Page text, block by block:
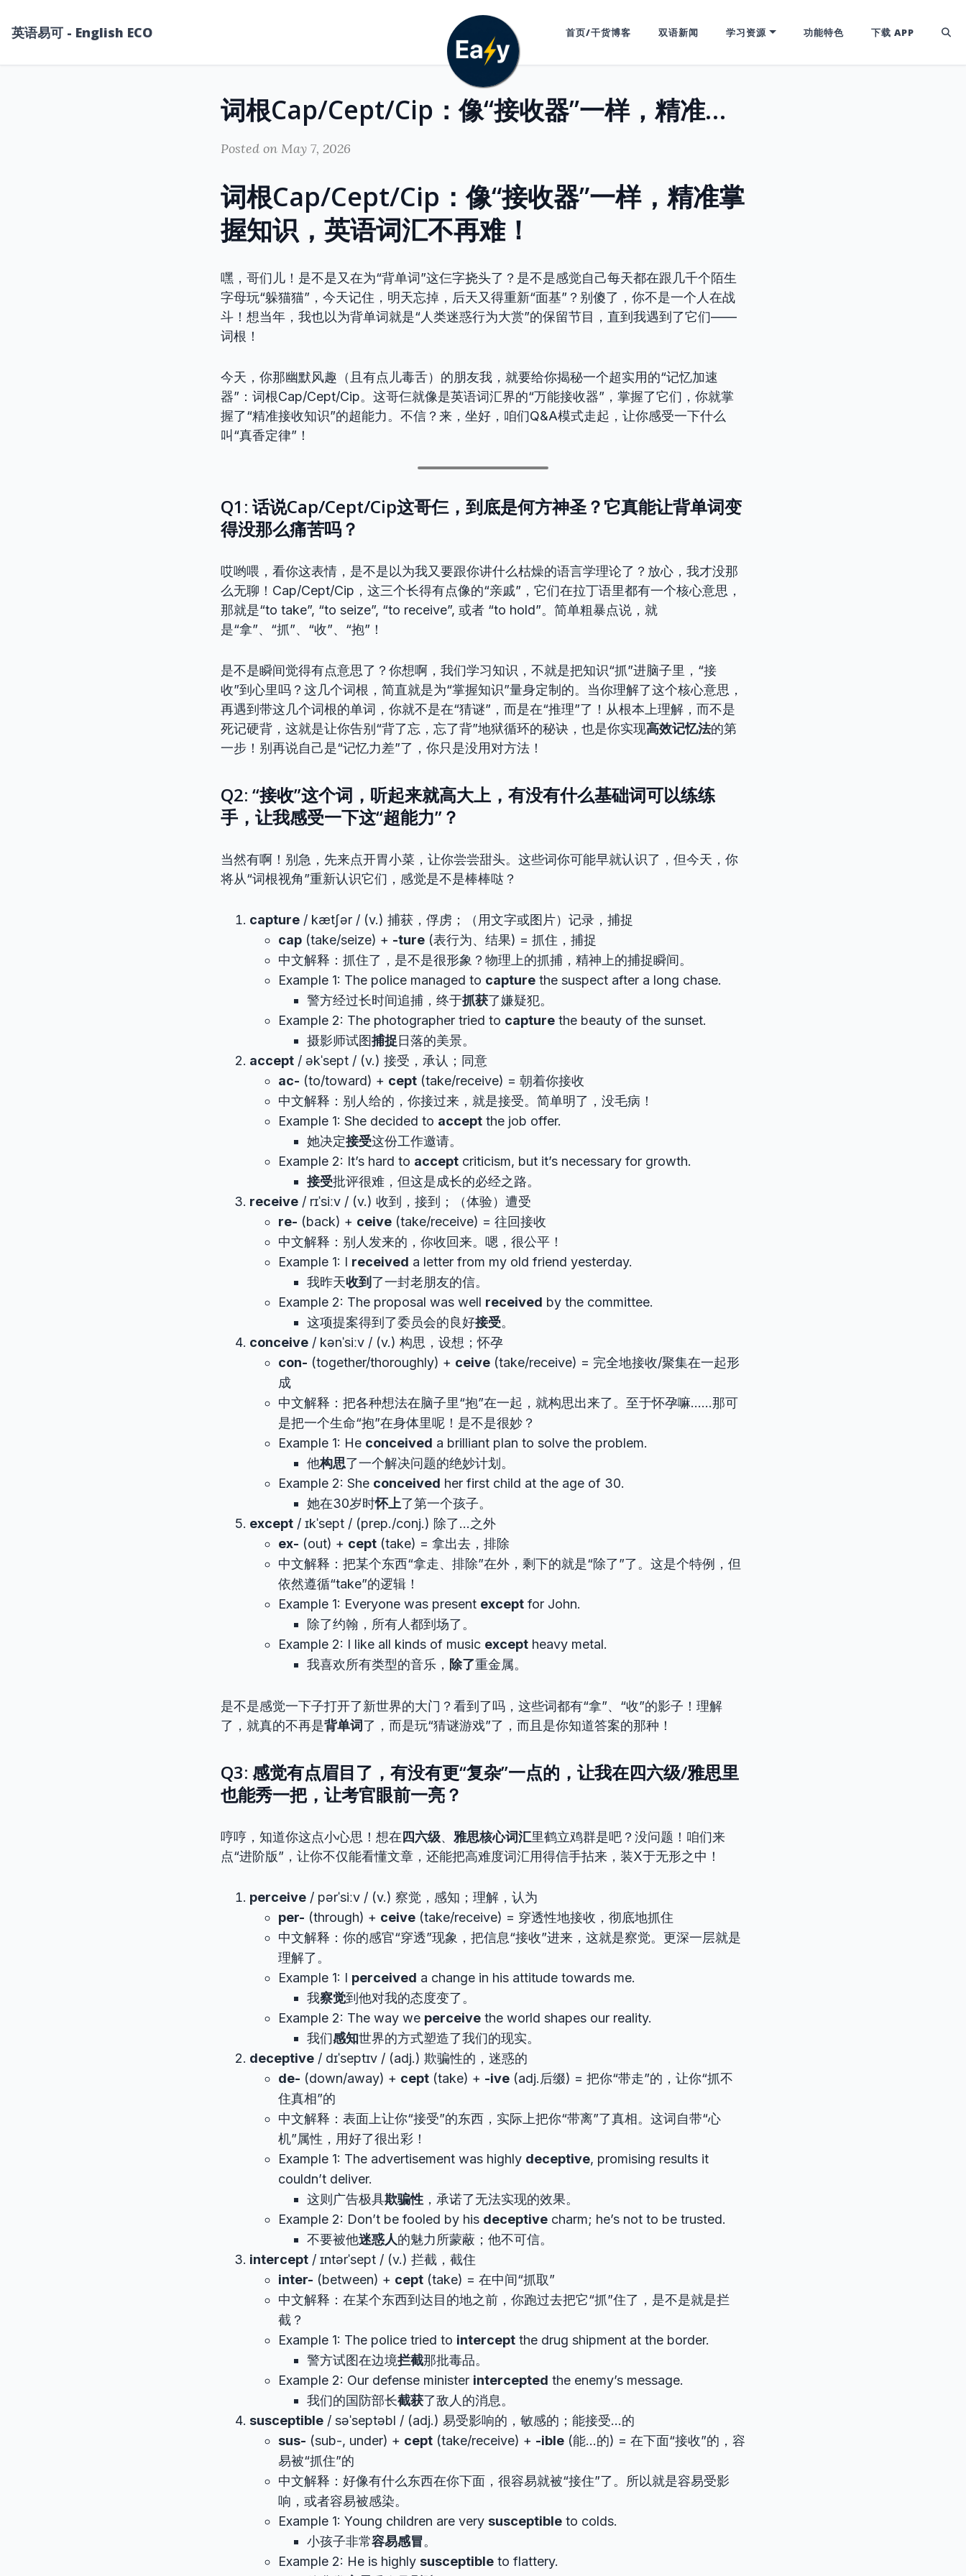
英语易可 - English ECO 首页/干货博客 双语新闻 学习资源 功能特色 下载 APP
词根Cap/Cept/Cip：像“接收器”一样，精准掌握知识，英语词汇不再难！
Posted on May 7, 2026
词根Cap/Cept/Cip：像“接收器”一样，精准掌
握知识，英语词汇不再难！
嘿，哥们儿！是不是又在为“背单词”这仨字挠头了？是不是感觉自己每天都在跟几千个陌生
字母玩“躲猫猫”，今天记住，明天忘掉，后天又得重新“面基”？别傻了，你不是一个人在战
斗！想当年，我也以为背单词就是“人类迷惑行为大赏”的保留节目，直到我遇到了它们——
词根！
今天，你那幽默风趣（且有点儿毒舌）的朋友我，就要给你揭秘一个超实用的“记忆加速
器”：词根Cap/Cept/Cip。这哥仨就像是英语词汇界的“万能接收器”，掌握了它们，你就掌
握了“精准接收知识”的超能力。不信？来，坐好，咱们Q&A模式走起，让你感受一下什么
叫“真香定律”！
Q1: 话说Cap/Cept/Cip这哥仨，到底是何方神圣？它真能让背单词变
得没那么痛苦吗？
哎哟喂，看你这表情，是不是以为我又要跟你讲什么枯燥的语言学理论了？放心，我才没那
么无聊！Cap/Cept/Cip，这三个长得有点像的“亲戚”，它们在拉丁语里都有一个核心意思，
那就是“to take”, “to seize”, “to receive”, 或者 “to hold”。简单粗暴点说，就
是“拿”、“抓”、“收”、“抱”！
是不是瞬间觉得有点意思了？你想啊，我们学习知识，不就是把知识“抓”进脑子里，“接
收”到心里吗？这几个词根，简直就是为“掌握知识”量身定制的。当你理解了这个核心意思，
再遇到带这几个词根的单词，你就不是在“猜谜”，而是在“推理”了！从根本上理解，而不是
死记硬背，这就是让你告别“背了忘，忘了背”地狱循环的秘诀，也是你实现高效记忆法的第
一步！别再说自己是“记忆力差”了，你只是没用对方法！
Q2: “接收”这个词，听起来就高大上，有没有什么基础词可以练练
手，让我感受一下这“超能力”？
当然有啊！别急，先来点开胃小菜，让你尝尝甜头。这些词你可能早就认识了，但今天，你
将从“词根视角”重新认识它们，感觉是不是棒棒哒？
capture / kætʃər / (v.) 捕获，俘虏；（用文字或图片）记录，捕捉
cap (take/seize) + -ture (表行为、结果) = 抓住，捕捉
中文解释：抓住了，是不是很形象？物理上的抓捕，精神上的捕捉瞬间。
Example 1: The police managed to capture the suspect after a long chase.
警方经过长时间追捕，终于抓获了嫌疑犯。
Example 2: The photographer tried to capture the beauty of the sunset.
摄影师试图捕捉日落的美景。
accept / əkˈsept / (v.) 接受，承认；同意
ac- (to/toward) + cept (take/receive) = 朝着你接收
中文解释：别人给的，你接过来，就是接受。简单明了，没毛病！
Example 1: She decided to accept the job offer.
她决定接受这份工作邀请。
Example 2: It’s hard to accept criticism, but it’s necessary for growth.
接受批评很难，但这是成长的必经之路。
receive / rɪˈsiːv / (v.) 收到，接到；（体验）遭受
re- (back) + ceive (take/receive) = 往回接收
中文解释：别人发来的，你收回来。嗯，很公平！
Example 1: I received a letter from my old friend yesterday.
我昨天收到 了一封老朋友的信。
Example 2: The proposal was well received by the committee.
这项提案得到了委员会的良好接受。
conceive / kənˈsiːv / (v.) 构思，设想；怀孕
con- (together/thoroughly) + ceive (take/receive) = 完全地接收/聚集在一起形
成
中文解释：把各种想法在脑子里“抱”在一起，就构思出来了。至于怀孕嘛……那可
是把一个生命“抱”在身体里呢！是不是很妙？
Example 1: He conceived a brilliant plan to solve the problem.
他构思了一个解决问题的绝妙计划。
Example 2: She conceived her first child at the age of 30.
她在30岁时怀上了第一个孩子。
except / ɪkˈsept / (prep./conj.) 除了…之外
ex- (out) + cept (take) = 拿出去，排除
中文解释：把某个东西“拿走、排除”在外，剩下的就是“除了”了。这是个特例，但
依然遵循“take”的逻辑！
Example 1: Everyone was present except for John.
除了约翰，所有人都到场了。
Example 2: I like all kinds of music except heavy metal.
我喜欢所有类型的音乐， 除了重金属。
是不是感觉一下子打开了新世界的大门？看到了吗，这些词都有“拿”、“收”的影子！理解
了，就真的不再是背单词了，而是玩“猜谜游戏”了，而且是你知道答案的那种！
Q3: 感觉有点眉目了，有没有更“复杂”一点的，让我在四六级/雅思里
也能秀一把，让考官眼前一亮？
哼哼，知道你这点小心思！想在四六级、 雅思核心词汇里鹤立鸡群是吧？没问题！咱们来
点“进阶版”，让你不仅能看懂文章，还能把高难度词汇用得信手拈来，装X于无形之中！
perceive / pərˈsiːv / (v.) 察觉，感知；理解，认为
per- (through) + ceive (take/receive) = 穿透性地接收，彻底地抓住
中文解释：你的感官“穿透”现象，把信息“接收”进来，这就是察觉。更深一层就是
理解了。
Example 1: I perceived a change in his attitude towards me.
我察觉到他对我的态度变了。
Example 2: The way we perceive the world shapes our reality.
我们感知世界的方式塑造了我们的现实。
deceptive / dɪˈseptɪv / (adj.) 欺骗性的，迷惑的
de- (down/away) + cept (take) + -ive (adj.后缀) = 把你“带走”的，让你“抓不
住真相”的
中文解释：表面上让你“接受”的东西，实际上把你“带离”了真相。这词自带“心
机”属性，用好了很出彩！
Example 1: The advertisement was highly deceptive, promising results it
couldn’t deliver.
这则广告极具欺骗性 ，承诺了无法实现的效果。
Example 2: Don’t be fooled by his deceptive charm; he’s not to be trusted.
不要被他迷惑人的魅力所蒙蔽；他不可信。
intercept / ɪntərˈsept / (v.) 拦截，截住
inter- (between) + cept (take) = 在中间“抓取”
中文解释：在某个东西到达目的地之前，你跑过去把它“抓”住了，是不是就是拦
截？
Example 1: The police tried to intercept the drug shipment at the border.
警方试图在边境拦截那批毒品。
Example 2: Our defense minister intercepted the enemy’s message.
我们的国防部长截获了敌人的消息。
susceptible / səˈseptəbl / (adj.) 易受影响的，敏感的；能接受…的
sus- (sub-, under) + cept (take/receive) + -ible (能…的) = 在下面“接收”的，容
易被“抓住”的
中文解释：好像有什么东西在你下面，很容易就被“接住”了。所以就是容易受影
响，或者容易被感染。
Example 1: Young children are very susceptible to colds.
小孩子非常容易感冒。
Example 2: He is highly susceptible to flattery.